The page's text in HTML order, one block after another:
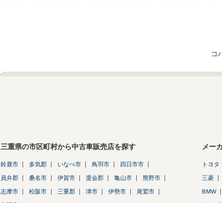
コ
三重県の市区町村から中古車販売店を探す
鈴鹿市 多気郡 いなべ市 鳥羽市 四日市市
員弁郡 桑名市 伊賀市 度会郡 亀山市 熊野市
志摩市 松阪市 三重郡 津市 伊勢市 尾鷲市
メー
トヨタ
三菱
BMW